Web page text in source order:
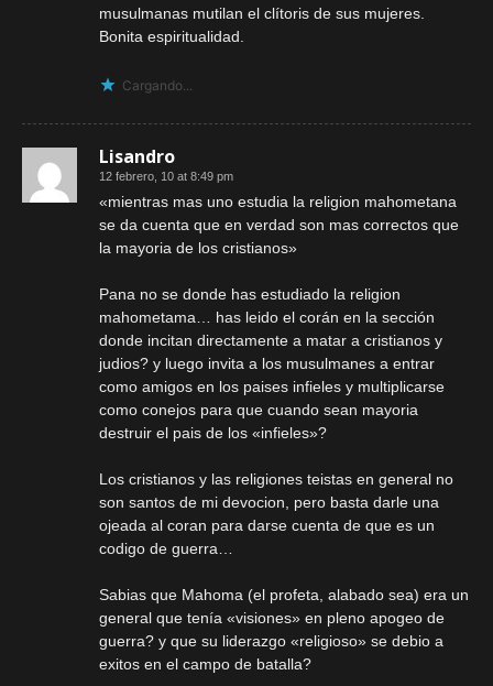
musulmanas mutilan el clítoris de sus mujeres.
Bonita espiritualidad.
Cargando...
Lisandro
12 febrero, 10 at 8:49 pm
«mientras mas uno estudia la religion mahometana
se da cuenta que en verdad son mas correctos que
la mayoria de los cristianos»
Pana no se donde has estudiado la religion
mahometama… has leido el corán en la sección
donde incitan directamente a matar a cristianos y
judios? y luego invita a los musulmanes a entrar
como amigos en los paises infieles y multiplicarse
como conejos para que cuando sean mayoria
destruir el pais de los «infieles»?
Los cristianos y las religiones teistas en general no
son santos de mi devocion, pero basta darle una
ojeada al coran para darse cuenta de que es un
codigo de guerra…
Sabias que Mahoma (el profeta, alabado sea) era un
general que tenía «visiones» en pleno apogeo de
guerra? y que su liderazgo «religioso» se debio a
exitos en el campo de batalla?